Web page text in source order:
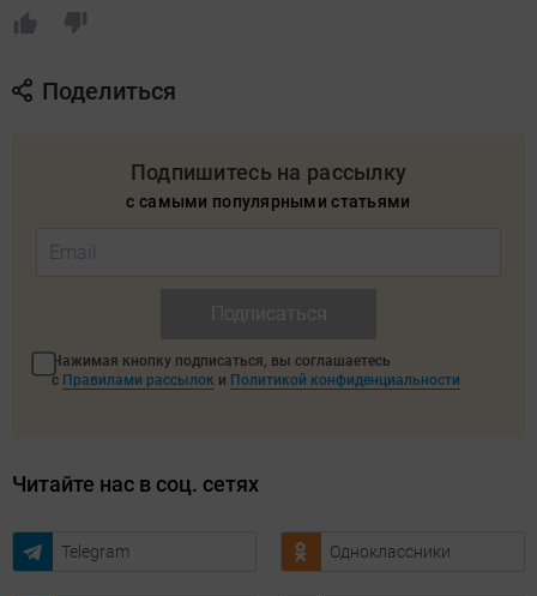
Поделиться
Подпишитесь на рассылку
с самыми популярными статьями
Нажимая кнопку подписаться, вы соглашаетесь
с Правилами рассылок и Политикой конфиденциальности
Читайте нас в соц. сетях
Telegram Одноклассники